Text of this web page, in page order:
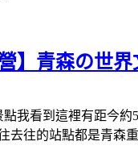
】青森の世
我看到這裡有距今
去往的站點都是青森